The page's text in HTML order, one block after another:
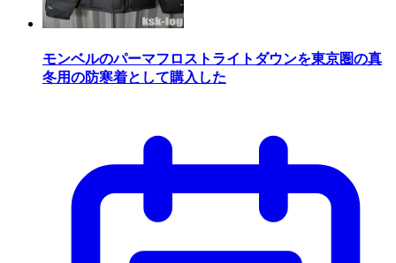
モンベルのパーマフロストライトダウンを東京圏の真
冬用の防寒着として購入した